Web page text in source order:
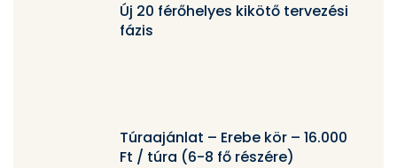
Új 20 férőhelyes kikötő tervezési
fázis
Túraajánlat – Erebe kör – 16.000
Ft / túra (6-8 fő részére)